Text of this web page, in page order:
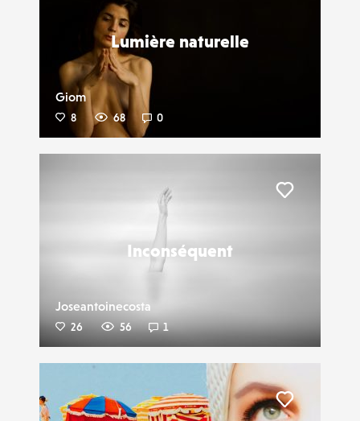
Lumière naturelle
Giom
8 68 0
Inconséquent
Joseantoinecosta
26 56 1